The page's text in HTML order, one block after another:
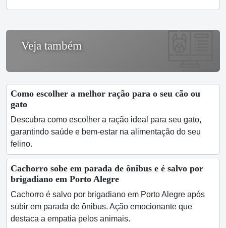
Veja também
Como escolher a melhor ração para o seu cão ou
gato
Descubra como escolher a ração ideal para seu gato,
garantindo saúde e bem-estar na alimentação do seu
felino.
Cachorro sobe em parada de ônibus e é salvo por
brigadiano em Porto Alegre
Cachorro é salvo por brigadiano em Porto Alegre após
subir em parada de ônibus. Ação emocionante que
destaca a empatia pelos animais.